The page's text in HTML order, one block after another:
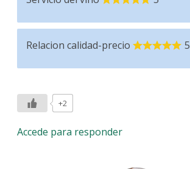
Relacion calidad-precio 5
+2
Accede para responder